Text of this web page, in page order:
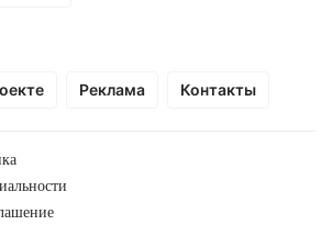
Реклама Контакты